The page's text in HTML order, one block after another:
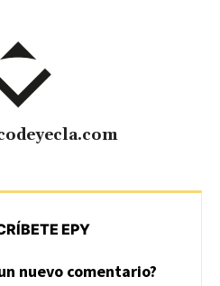
EPY
nuevo comentario?